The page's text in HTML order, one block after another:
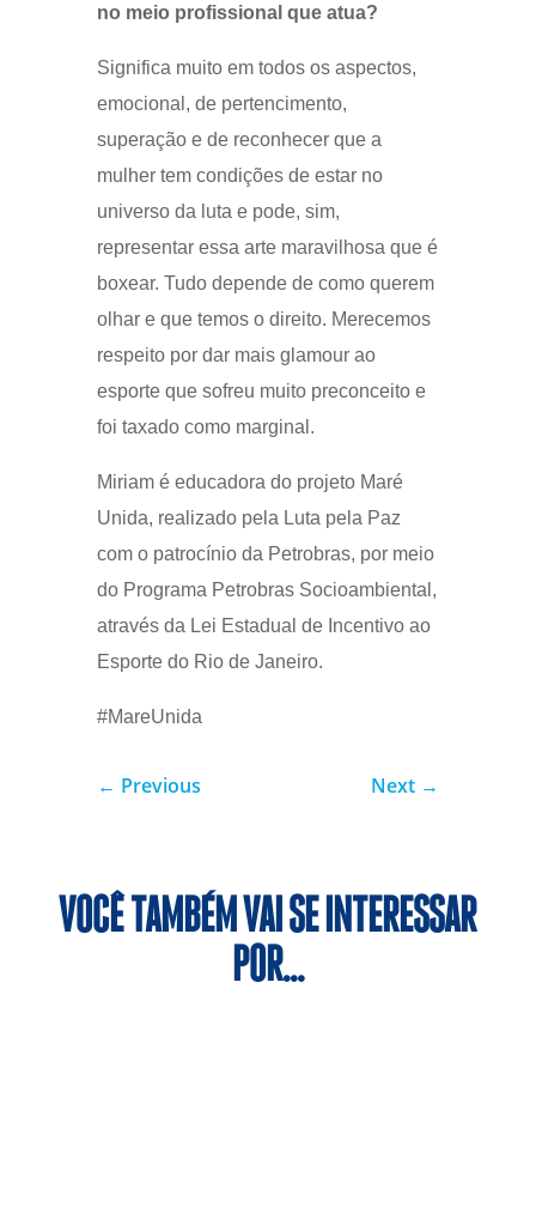
no meio profissional que atua?
Significa muito em todos os aspectos,
emocional, de pertencimento,
superação e de reconhecer que a
mulher tem condições de estar no
universo da luta e pode, sim,
representar essa arte maravilhosa que é
boxear. Tudo depende de como querem
olhar e que temos o direito. Merecemos
respeito por dar mais glamour ao
esporte que sofreu muito preconceito e
foi taxado como marginal.
Miriam é educadora do projeto Maré
Unida, realizado pela Luta pela Paz
com o patrocínio da Petrobras, por meio
do Programa Petrobras Socioambiental,
através da Lei Estadual de Incentivo ao
Esporte do Rio de Janeiro.
#MareUnida
← Previous Next →
VOCÊ TAMBÉM VAI SE INTERESSAR
POR…